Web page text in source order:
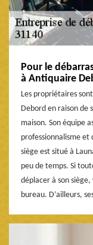
Pour le
à Antiquaire
Les propriétaires
Debord en raison de
maison. Son équipe
professionnalisme et
siège est situé à
peu de temps. Si
déplacer à son
bureau. D’ailleurs,